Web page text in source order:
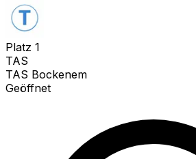
Platz 1
TAS
TAS Bockenem
Geöffnet